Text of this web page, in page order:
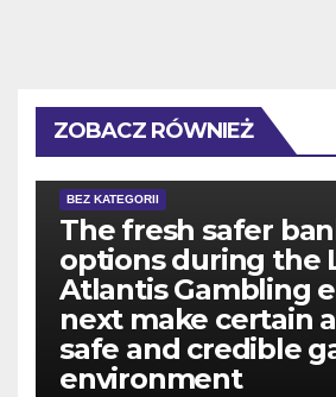
ZOBACZ RÓWNIEŻ
BEZ KATEGORII
The fresh safer
options during the
Atlantis Gambling
next make certain
safe and credible
environment